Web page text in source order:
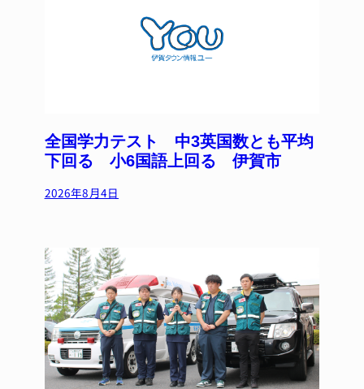
全国学力テスト 中3英国数とも平均
下回る 小6国語上回る 伊賀市
2026年8月4日